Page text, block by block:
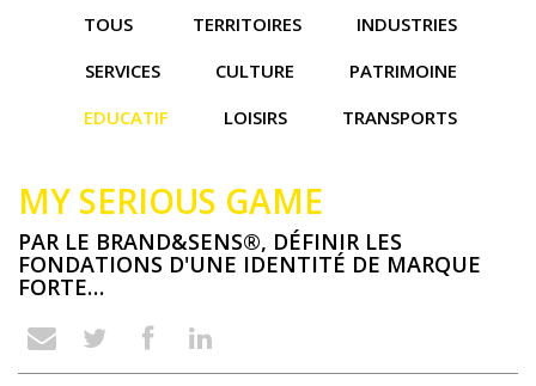
TOUS TERRITOIRES
INDUSTRIES
SERVICES
CULTURE
PATRIMOINE
EDUCATIF
LOISIRS TRANSPORTS
MY SERIOUS GAME
PAR LE BRAND&SENS®, DÉFINIR LES
FONDATIONS D'UNE IDENTITÉ DE MARQUE
FORTE…